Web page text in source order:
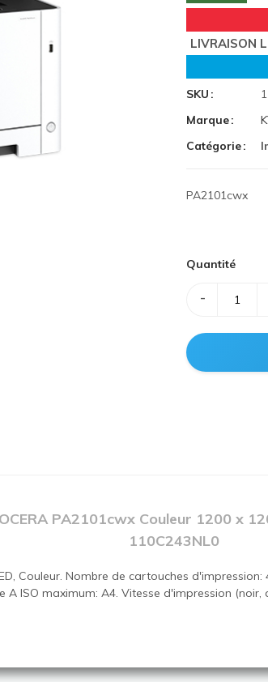
LIVRAISON
SKU
Marque
Catégorie
PA2101cwx
Quantité
-
PA2101cwx Couleur 1200 x
110C243NL0
Couleur. Nombre de cartouches
A ISO maximum: A4. Vitesse d'impression